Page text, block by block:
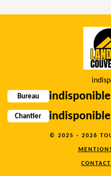
Bureau indisponible
Chantier indisponible
© 2025 - 2026